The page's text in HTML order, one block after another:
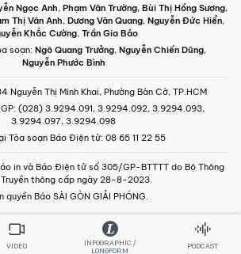
Ngọc Anh, Phạm Văn Trường, Bùi Thị Hồng Sương,
Thị Vân Anh, Dương Văn Quang, Nguyễn Đức Hiển,
Khắc Cường, Trần Gia Bảo
soạn: Ngô Quang Trưởng, Nguyễn Chiến Dũng,
Nguyễn Phước Bình
Nguyễn Thị Minh Khai, Phường Bàn Cờ, TP.HCM
: (028) 3.9294.091, 3.9294.092, 3.9294.093,
3.9294.097, 3.9294.098
Tòa soạn Báo Điện tử: 08 65 11 22 55
in và Báo Điện tử số 305/GP-BTTTT do Bộ Thông
thông cấp ngày 28-8-2023.
quyền Báo SÀI GÒN GIẢI PHÓNG.
VIDEO
INFOGRAPHIC /
LONGFORM
PODCAST